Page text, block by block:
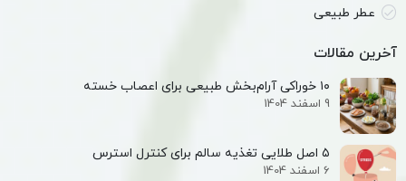
عطر طبیعی
آخرین مقالات
۱۰ خوراکی آرام‌بخش طبیعی برای اعصاب خسته
9 اسفند 1404
۵ اصل طلایی تغذیه سالم برای کنترل استرس
6 اسفند 1404